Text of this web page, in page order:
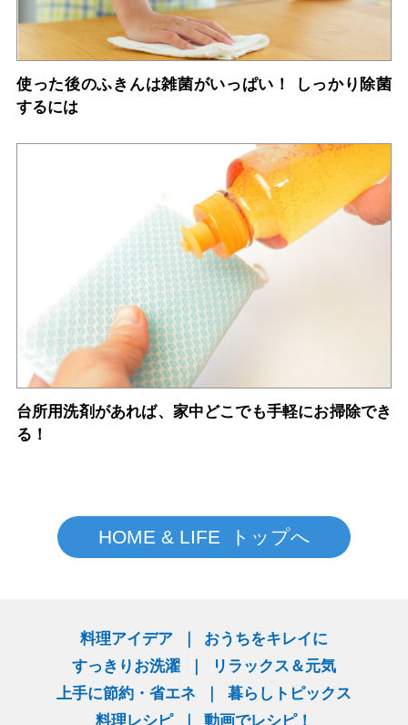
使った後のふきんは雑菌がいっぱい！ しっかり除菌
するには
台所用洗剤があれば、家中どこでも手軽にお掃除でき
る！
HOME & LIFE トップへ
料理アイデア
おうちをキレイに
すっきりお洗濯
リラックス＆元気
上手に節約・省エネ
暮らしトピックス
料理レシピ
動画でレシピ！